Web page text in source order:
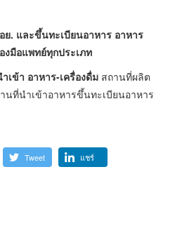
. และขึ้นทะเบียนอาหาร อาหาร
งมือแพทย์ทุกประเภท
ข้า อาหาร-เครื่องดื่ม สถานที่ผลิต
นที่นำเข้าอาหารขึ้นทะเบียนอาหาร
Tweet แชร์